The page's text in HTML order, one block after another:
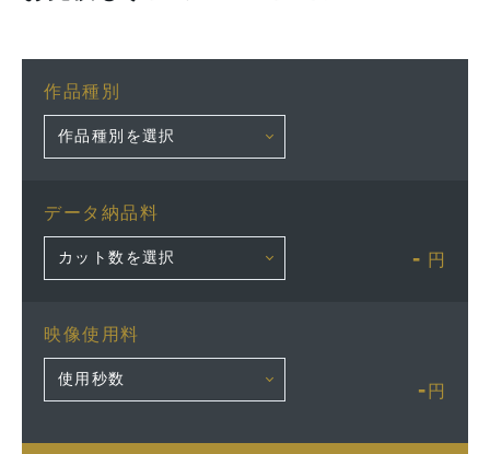
作品種別
データ納品料
- 円
映像使用料
- 円